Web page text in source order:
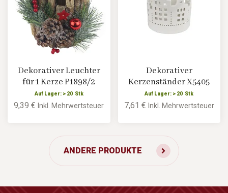
Dekorativer Leuchter
für 1 Kerze P1898/2
Auf Lager: > 20 Stk
9,39 €Inkl. Mehrwertsteuer
Dekorativer
Kerzenständer X5405
Auf Lager: > 20 Stk
7,61 € Inkl. Mehrwertsteuer
ANDERE PRODUKTE